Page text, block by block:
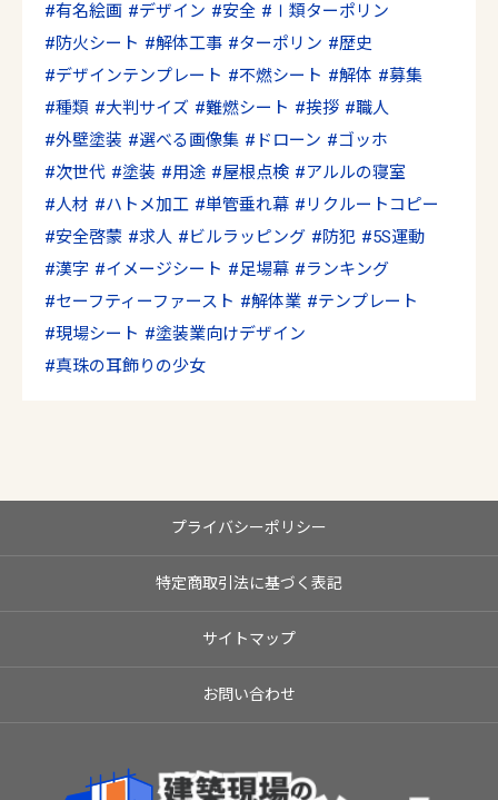
有名絵画
デザイン 安全
Ⅰ類ターポリン
防火シート
解体工事 ターポリン
歴史
デザインテンプレート
不燃シート 解体
募集
種類
大判サイズ 難燃シート 挨拶
職人
外壁塗装
選べる画像集 ドローン
ゴッホ
次世代
塗装 用途 屋根点検
アルルの寝室
人材
ハトメ加工 単管垂れ幕
リクルートコピー
安全啓蒙
求人 ビルラッピング 防犯
5S運動
漢字
イメージシート 足場幕
ランキング
セーフティーファースト
解体業
テンプレート
現場シート
塗装業向けデザイン
真珠の耳飾りの少女
プライバシーポリシー
特定商取引法に基づく表記
サイトマップ
お問い合わせ